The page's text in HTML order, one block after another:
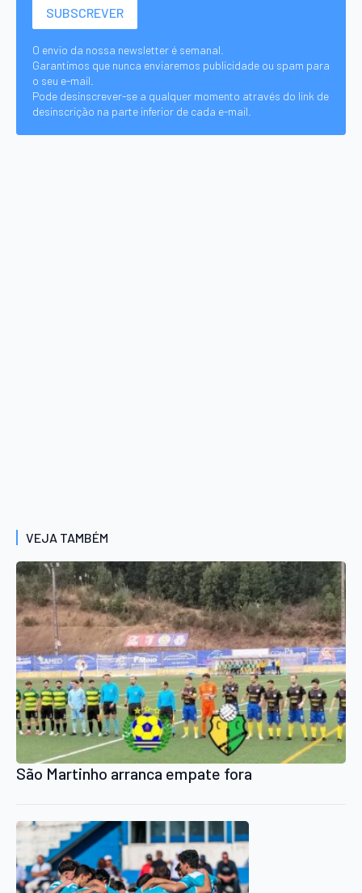
O envio da nossa newsletter é semanal.
Garantimos que nunca enviaremos publicidade ou spam para
o seu e-mail.
Pode desinscrever-se a qualquer momento através do link de
desinscrição na parte inferior de cada e-mail.
VEJA TAMBÉM
São Martinho arranca empate fora